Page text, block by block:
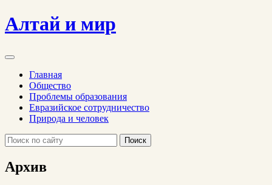
Алтай и мир
Главная
Общество
Проблемы образования
Евразийское сотрудничество
Природа и человек
Поиск
Архив